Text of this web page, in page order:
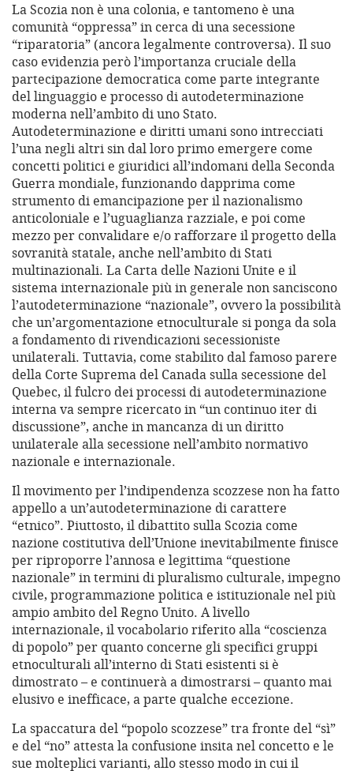
La Scozia non è una colonia, e tantomeno è una
comunità “oppressa” in cerca di una secessione
“riparatoria” (ancora legalmente controversa). Il suo
caso evidenzia però l’importanza cruciale della
partecipazione democratica come parte integrante
del linguaggio e processo di autodeterminazione
moderna nell’ambito di uno Stato.
Autodeterminazione e diritti umani sono intrecciati
l’una negli altri sin dal loro primo emergere come
concetti politici e giuridici all’indomani della Seconda
Guerra mondiale, funzionando dapprima come
strumento di emancipazione per il nazionalismo
anticoloniale e l’uguaglianza razziale, e poi come
mezzo per convalidare e/o rafforzare il progetto della
sovranità statale, anche nell’ambito di Stati
multinazionali. La Carta delle Nazioni Unite e il
sistema internazionale più in generale non sanciscono
l’autodeterminazione “nazionale”, ovvero la possibilità
che un’argomentazione etnoculturale si ponga da sola
a fondamento di rivendicazioni secessioniste
unilaterali. Tuttavia, come stabilito dal famoso parere
della Corte Suprema del Canada sulla secessione del
Quebec, il fulcro dei processi di autodeterminazione
interna va sempre ricercato in “un continuo iter di
discussione”, anche in mancanza di un diritto
unilaterale alla secessione nell’ambito normativo
nazionale e internazionale.
Il movimento per l’indipendenza scozzese non ha fatto
appello a un’autodeterminazione di carattere
“etnico”. Piuttosto, il dibattito sulla Scozia come
nazione costitutiva dell’Unione inevitabilmente finisce
per riproporre l’annosa e legittima “questione
nazionale” in termini di pluralismo culturale, impegno
civile, programmazione politica e istituzionale nel più
ampio ambito del Regno Unito. A livello
internazionale, il vocabolario riferito alla “coscienza
di popolo” per quanto concerne gli specifici gruppi
etnoculturali all’interno di Stati esistenti si è
dimostrato – e continuerà a dimostrarsi – quanto mai
elusivo e inefficace, a parte qualche eccezione.
La spaccatura del “popolo scozzese” tra fronte del “sì”
e del “no” attesta la confusione insita nel concetto e le
sue molteplici varianti, allo stesso modo in cui il